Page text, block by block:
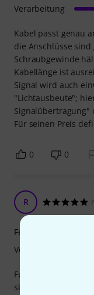
Kabel passt genau
die Anschlüsse
Schraubgewinde
Kabellänge ist
Signal wird auch
"Lichtausbeute";
Signalübertragung"
Für seinen Preis
Verarbeitung
0 0
R
Funktioniert seit
sind noch immer in
Features
Verarbeitung